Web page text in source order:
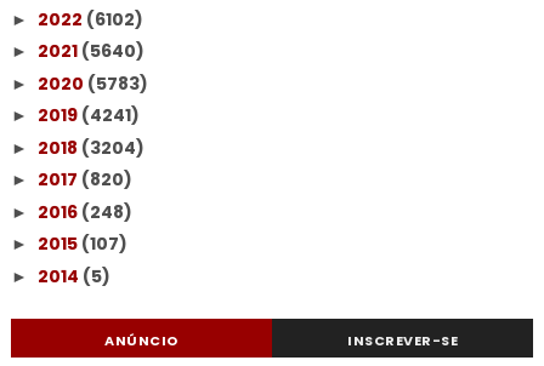
► 2022 (6102)
► 2021 (5640)
► 2020 (5783)
► 2019 (4241)
► 2018 (3204)
► 2017 (820)
► 2016 (248)
► 2015 (107)
► 2014 (5)
ANÚNCIO INSCREVER-SE